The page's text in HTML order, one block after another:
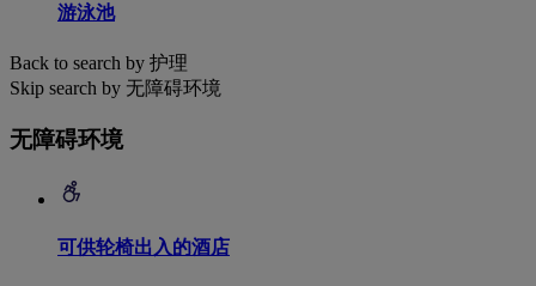
游泳池
Back to search by 护理
Skip search by 无障碍环境
无障碍环境
可供轮椅出入的酒店